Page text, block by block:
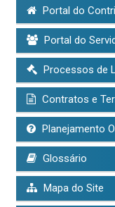
Portal do
Portal do
Processos de
Contratos e
Planejamento
Glossário
Mapa do Site